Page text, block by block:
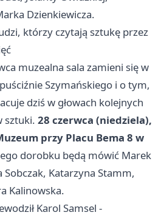
Dzienkiewicza.
którzy czytają sztukę przez
muzealna sala zamieni się w
Szymańskiego i o tym,
dziś w głowach kolejnych
sztuki. 28 czerwca (niedziela),
przy Placu Bema 8 w
dorobku będą mówić Marek
Sobczak, Katarzyna Stamm,
Kalinowska.
Karol Samsel -